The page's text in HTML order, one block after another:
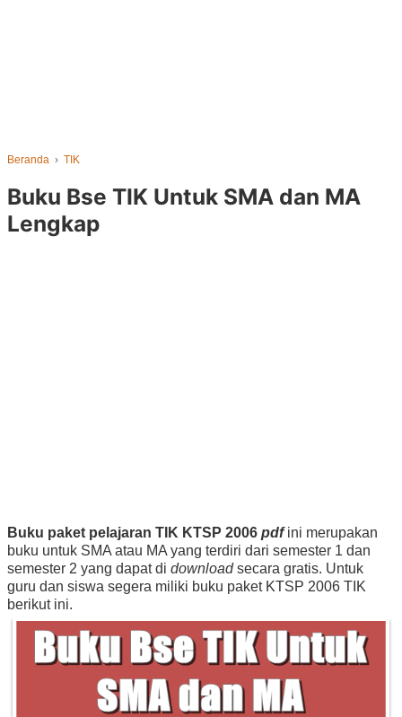
Beranda › TIK
Buku Bse TIK Untuk SMA dan MA
Lengkap
Buku paket pelajaran TIK KTSP 2006 pdfini merupakan
buku untuk SMA atau MA yang terdiri dari semester 1 dan
semester 2 yang dapat di downloadsecara gratis. Untuk
guru dan siswa segera miliki buku paket KTSP 2006 TIK
berikut ini.